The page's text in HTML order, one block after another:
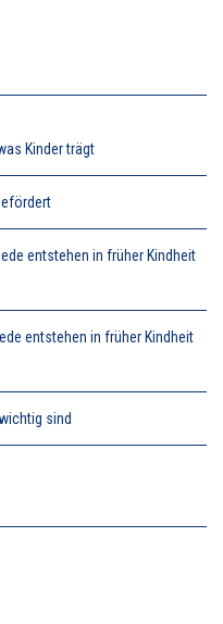
Kinder trägt
entstehen in früher Kindheit
entstehen in früher Kindheit
sind